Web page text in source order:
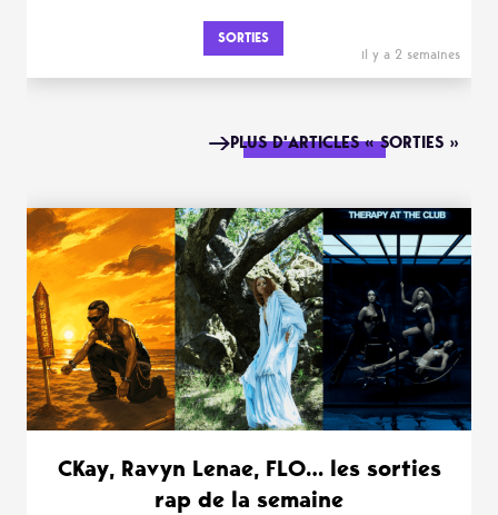
SORTIES
il y a 2 semaines
PLUS D'ARTICLES « SORTIES »
CKay, Ravyn Lenae, FLO… les sorties
rap de la semaine